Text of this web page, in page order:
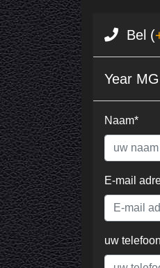
Bel (
Year
Naam*
E-mail
uw